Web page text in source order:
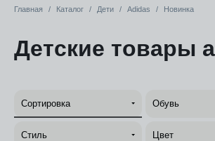
Главная Каталог Дети Adidas Новинка
Детские товары
Сортировка Обувь
Стиль Цвет